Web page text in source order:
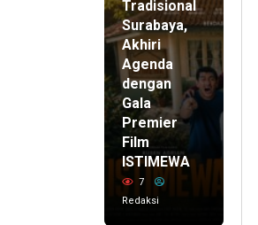
Tradisional
Surabaya,
Akhiri
Agenda
dengan
Gala
Premier
Film
ISTIMEWA
7
Redaksi